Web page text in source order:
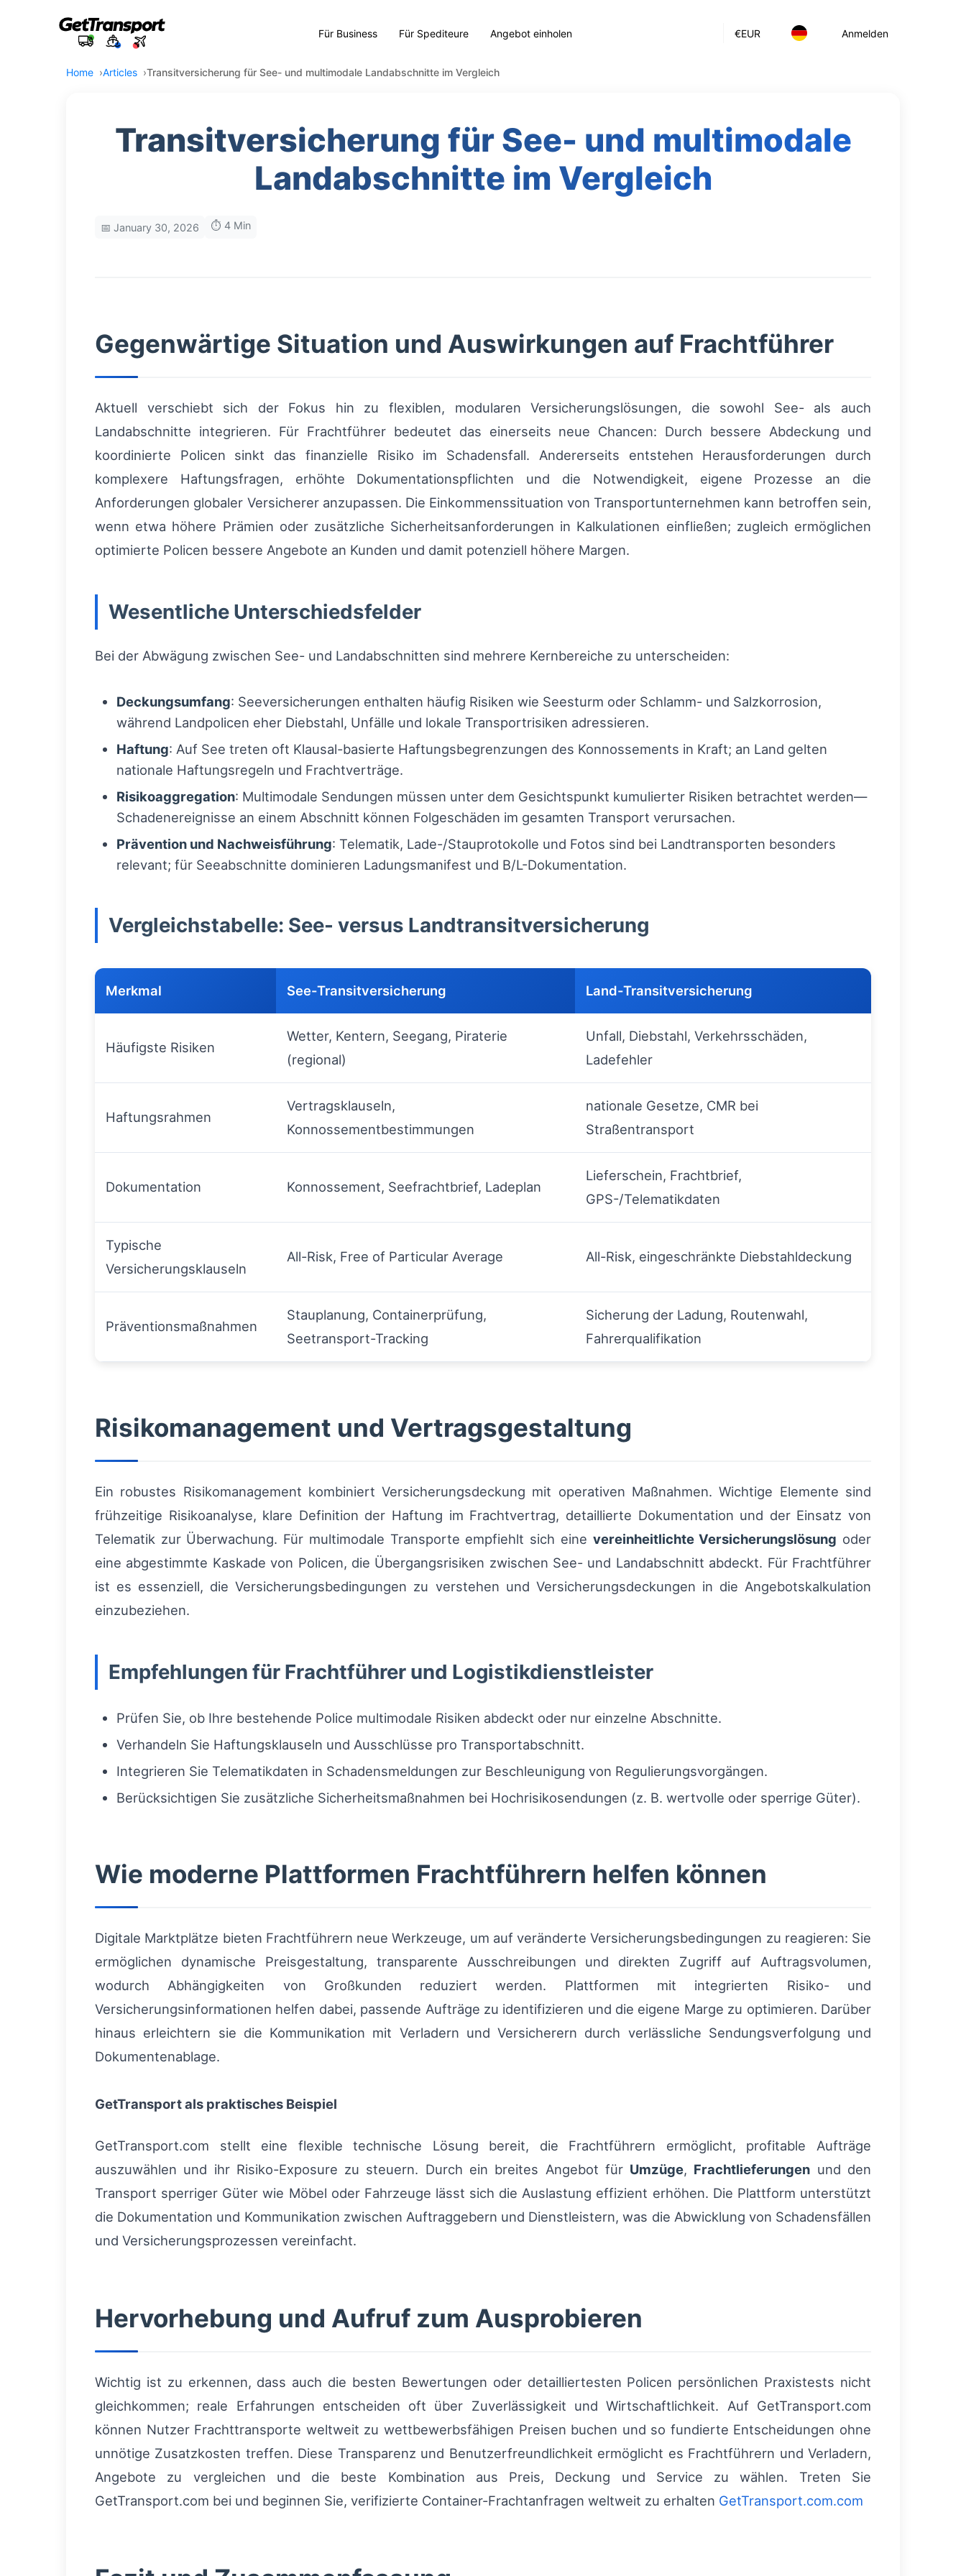
€EUR Anmelden
Für Business Für Spediteure Angebot einholen
Home Articles Transitversicherung für See- und multimodale Landabschnitte im Vergleich
Transitversicherung für See- und multimodale
Landabschnitte im Vergleich
📅 January 30, 2026 ⏱️ 4 Min
Gegenwärtige Situation und Auswirkungen auf Frachtführer
Aktuell verschiebt sich der Fokus hin zu flexiblen, modularen Versicherungslösungen, die sowohl See- als auch
Landabschnitte integrieren. Für Frachtführer bedeutet das einerseits neue Chancen: Durch bessere Abdeckung und
koordinierte Policen sinkt das finanzielle Risiko im Schadensfall. Andererseits entstehen Herausforderungen durch
komplexere Haftungsfragen, erhöhte Dokumentationspflichten und die Notwendigkeit, eigene Prozesse an die
Anforderungen globaler Versicherer anzupassen. Die Einkommenssituation von Transportunternehmen kann betroffen sein,
wenn etwa höhere Prämien oder zusätzliche Sicherheitsanforderungen in Kalkulationen einfließen; zugleich ermöglichen
optimierte Policen bessere Angebote an Kunden und damit potenziell höhere Margen.
Wesentliche Unterschiedsfelder
Bei der Abwägung zwischen See- und Landabschnitten sind mehrere Kernbereiche zu unterscheiden:
Deckungsumfang: Seeversicherungen enthalten häufig Risiken wie Seesturm oder Schlamm- und Salzkorrosion,
während Landpolicen eher Diebstahl, Unfälle und lokale Transportrisiken adressieren.
Haftung: Auf See treten oft Klausal-basierte Haftungsbegrenzungen des Konnossements in Kraft; an Land gelten
nationale Haftungsregeln und Frachtverträge.
Risikoaggregation: Multimodale Sendungen müssen unter dem Gesichtspunkt kumulierter Risiken betrachtet werden—
Schadenereignisse an einem Abschnitt können Folgeschäden im gesamten Transport verursachen.
Prävention und Nachweisführung: Telematik, Lade-/Stauprotokolle und Fotos sind bei Landtransporten besonders
relevant; für Seeabschnitte dominieren Ladungsmanifest und B/L-Dokumentation.
Vergleichstabelle: See- versus Landtransitversicherung
Merkmal See-Transitversicherung Land-Transitversicherung
Häufigste Risiken
Wetter, Kentern, Seegang, Piraterie
(regional)
Unfall, Diebstahl, Verkehrsschäden,
Ladefehler
Haftungsrahmen
Vertragsklauseln,
Konnossementbestimmungen
nationale Gesetze, CMR bei
Straßentransport
Dokumentation Konnossement, Seefrachtbrief, Ladeplan
Lieferschein, Frachtbrief,
GPS-/Telematikdaten
Typische
Versicherungsklauseln
All-Risk, Free of Particular Average All-Risk, eingeschränkte Diebstahldeckung
Präventionsmaßnahmen
Stauplanung, Containerprüfung,
Seetransport-Tracking
Sicherung der Ladung, Routenwahl,
Fahrerqualifikation
Risikomanagement und Vertragsgestaltung
Ein robustes Risikomanagement kombiniert Versicherungsdeckung mit operativen Maßnahmen. Wichtige Elemente sind
frühzeitige Risikoanalyse, klare Definition der Haftung im Frachtvertrag, detaillierte Dokumentation und der Einsatz von
Telematik zur Überwachung. Für multimodale Transporte empfiehlt sich eine vereinheitlichte Versicherungslösung oder
eine abgestimmte Kaskade von Policen, die Übergangsrisiken zwischen See- und Landabschnitt abdeckt. Für Frachtführer
ist es essenziell, die Versicherungsbedingungen zu verstehen und Versicherungsdeckungen in die Angebotskalkulation
einzubeziehen.
Empfehlungen für Frachtführer und Logistikdienstleister
Prüfen Sie, ob Ihre bestehende Police multimodale Risiken abdeckt oder nur einzelne Abschnitte.
Verhandeln Sie Haftungsklauseln und Ausschlüsse pro Transportabschnitt.
Integrieren Sie Telematikdaten in Schadensmeldungen zur Beschleunigung von Regulierungsvorgängen.
Berücksichtigen Sie zusätzliche Sicherheitsmaßnahmen bei Hochrisikosendungen (z. B. wertvolle oder sperrige Güter).
Wie moderne Plattformen Frachtführern helfen können
Digitale Marktplätze bieten Frachtführern neue Werkzeuge, um auf veränderte Versicherungsbedingungen zu reagieren: Sie
ermöglichen dynamische Preisgestaltung, transparente Ausschreibungen und direkten Zugriff auf Auftragsvolumen,
wodurch Abhängigkeiten von Großkunden reduziert werden. Plattformen mit integrierten Risiko- und
Versicherungsinformationen helfen dabei, passende Aufträge zu identifizieren und die eigene Marge zu optimieren. Darüber
hinaus erleichtern sie die Kommunikation mit Verladern und Versicherern durch verlässliche Sendungsverfolgung und
Dokumentenablage.
GetTransport als praktisches Beispiel
GetTransport.com stellt eine flexible technische Lösung bereit, die Frachtführern ermöglicht, profitable Aufträge
auszuwählen und ihr Risiko-Exposure zu steuern. Durch ein breites Angebot für Umzüge, Frachtlieferungen und den
Transport sperriger Güter wie Möbel oder Fahrzeuge lässt sich die Auslastung effizient erhöhen. Die Plattform unterstützt
die Dokumentation und Kommunikation zwischen Auftraggebern und Dienstleistern, was die Abwicklung von Schadensfällen
und Versicherungsprozessen vereinfacht.
Hervorhebung und Aufruf zum Ausprobieren
Wichtig ist zu erkennen, dass auch die besten Bewertungen oder detailliertesten Policen persönlichen Praxistests nicht
gleichkommen; reale Erfahrungen entscheiden oft über Zuverlässigkeit und Wirtschaftlichkeit. Auf GetTransport.com
können Nutzer Frachttransporte weltweit zu wettbewerbsfähigen Preisen buchen und so fundierte Entscheidungen ohne
unnötige Zusatzkosten treffen. Diese Transparenz und Benutzerfreundlichkeit ermöglicht es Frachtführern und Verladern,
Angebote zu vergleichen und die beste Kombination aus Preis, Deckung und Service zu wählen. Treten Sie
GetTransport.com bei und beginnen Sie, verifizierte Container-Frachtanfragen weltweit zu erhalten GetTransport.com.com